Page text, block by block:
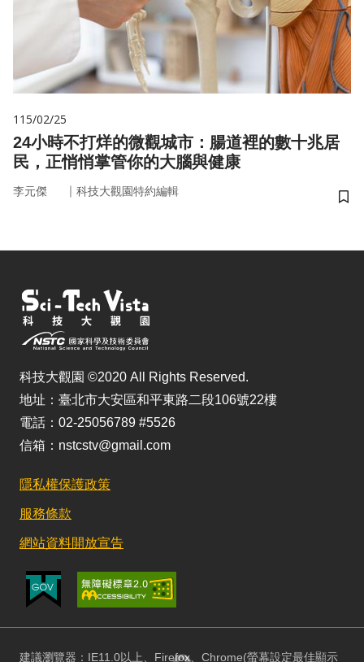
115/02/25
24小時不打烊的微觀城市：腸道裡的數十兆居
民，正悄悄掌管你的大腦與健康
李元傑 ｜ 科技大觀園特約編輯
儲
科技大觀園 ©2020 All Rights Reserved.
地址：臺北市大安區和平東路二段106號22樓
電話：02-25056789 #5526
信箱：nstcstv@gmail.com
隱私權保護政策
服務條款
網站資料開放宣告
建議瀏覽器：IE11.0以上、Firefox、Chrome(螢幕設定最佳顯示